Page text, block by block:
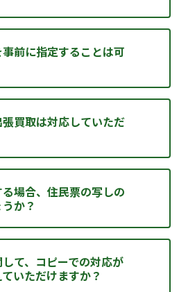
前に指定することは可
買取は対応していただ
場合、住民票の写しの
か？
て、コピーでの対応が
いただけますか？